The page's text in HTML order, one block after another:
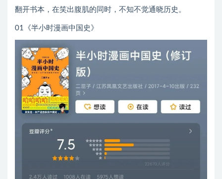
翻开书本，在笑出腹肌的同时，不知不觉通晓历史。
01《半小时漫画中国史》